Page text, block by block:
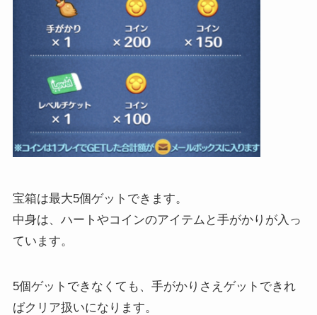
宝箱は最大5個ゲットできます。
中身は、ハートやコインのアイテムと手がかりが入っ
ています。
5個ゲットできなくても、手がかりさえゲットできれ
ばクリア扱いになります。